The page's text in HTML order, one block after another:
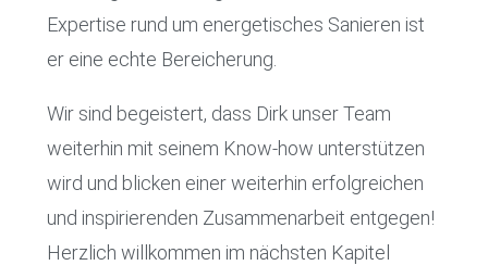
Expertise rund um energetisches Sanieren ist
er eine echte Bereicherung.
Wir sind begeistert, dass Dirk unser Team
weiterhin mit seinem Know-how unterstützen
wird und blicken einer weiterhin erfolgreichen
und inspirierenden Zusammenarbeit entgegen!
Herzlich willkommen im nächsten Kapitel